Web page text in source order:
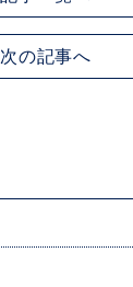
次の記事へ